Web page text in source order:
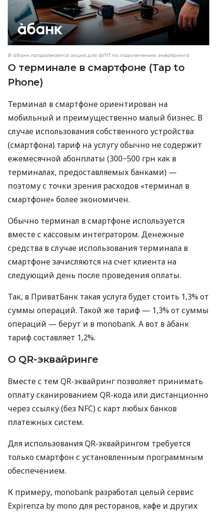
В àбанк продолжается акция для ФЛП по подключению эквайринга
О терминале в смартфоне (Tap to
Phone)
Терминал в смартфоне ориентирован на
мобильный и преимущественно малый бизнес. В
случае использования собственного устройства
(смартфона) тариф на услугу обычно не содержит
ежемесячной абонплаты (300−500 грн как в
терминалах, предоставляемых банками) —
поэтому с точки зрения расходов «терминал в
смартфоне» более экономичен.
Обычно терминал в смартфоне используется
вместе с кассовым интегратором. Денежные
средства в случае использования терминала в
смартфоне зачисляются на счет клиента на
следующий день после проведения оплаты.
Так, в ПриватБанк такая услуга будет стоить 1,3% от
суммы операций. Такой же тариф — 1,3% от суммы
операций — берут и в monobank. А вот в àбанк
тариф составляет 1,2%.
О QR-эквайринге
Вместе с тем QR-эквайринг позволяет принимать
оплату сканированием QR-кода или дистанционно
через ссылку (без NFC) с карт любых банков
платежных систем.
Для использования QR-эквайрингом требуется
только смартфон с установленным программным
обеспечением.
К примеру, monobank разработал целый сервис
Expirenza by mono для ресторанов, кафе и других